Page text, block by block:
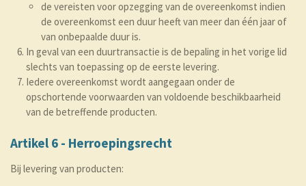
de vereisten voor opzegging van de overeenkomst indien
de overeenkomst een duur heeft van meer dan één jaar of
van onbepaalde duur is.
In geval van een duurtransactie is de bepaling in het vorige lid
slechts van toepassing op de eerste levering.
Iedere overeenkomst wordt aangegaan onder de
opschortende voorwaarden van voldoende beschikbaarheid
van de betreffende producten.
Artikel 6 - Herroepingsrecht
Bij levering van producten: